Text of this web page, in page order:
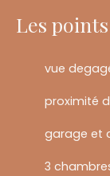
Les
vue
proximité
garage et
3